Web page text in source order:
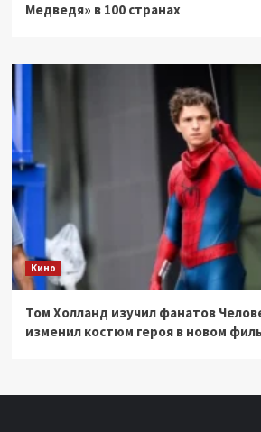
Медведя» в 100 странах
Кино
Том Холланд изучил фанатов
изменил костюм героя в новом